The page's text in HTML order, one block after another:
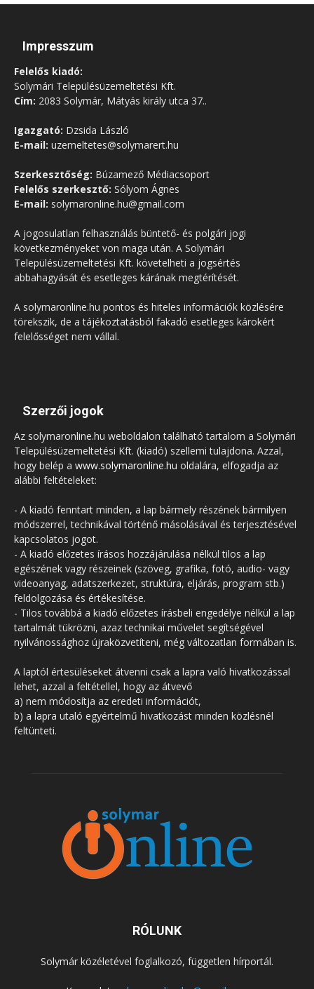
Impresszum
Felelős kiadó:
Solymári Településüzemeltetési Kft.
Cím: 2083 Solymár, Mátyás király utca 37..
Igazgató: Dzsida László
E-mail: uzemeltetes@solymarert.hu
Szerkesztőség: Búzamező Médiacsoport
Felelős szerkesztő: Sólyom Ágnes
E-mail: solymaronline.hu@gmail.com
A jogosulatlan felhasználás büntető- és polgári jogi
következményeket von maga után. A Solymári
Településüzemeltetési Kft. követelheti a jogsértés
abbahagyását és esetleges kárának megtérítését.
A solymaronline.hu pontos és hiteles információk közlésére
törekszik, de a tájékoztatásból fakadó esetleges károkért
felelősséget nem vállal.
Szerzői jogok
Az solymaronline.hu weboldalon található tartalom a Solymári
Településüzemeltetési Kft. (kiadó) szellemi tulajdona. Azzal,
hogy belép a www.solymaronline.hu oldalára, elfogadja az
alábbi feltételeket:
- A kiadó fenntart minden, a lap bármely részének bármilyen
módszerrel, technikával történő másolásával és terjesztésével
kapcsolatos jogot.
- A kiadó előzetes írásos hozzájárulása nélkül tilos a lap
egészének vagy részeinek (szöveg, grafika, fotó, audio- vagy
videoanyag, adatszerkezet, struktúra, eljárás, program stb.)
feldolgozása és értékesítése.
- Tilos továbbá a kiadó előzetes írásbeli engedélye nélkül a lap
tartalmát tükrözni, azaz technikai művelet segítségével
nyilvánossághoz újraközvetíteni, még változatlan formában is.
A laptól értesüléseket átvenni csak a lapra való hivatkozással
lehet, azzal a feltétellel, hogy az átvevő
a) nem módosítja az eredeti információt,
b) a lapra utaló egyértelmű hivatkozást minden közlésnél
feltünteti.
RÓLUNK
Solymár közéletével foglalkozó, független hírportál.